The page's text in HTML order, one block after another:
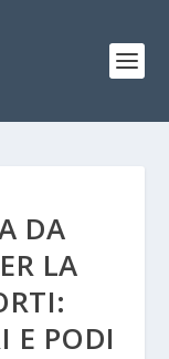
DA
LA
E PODI